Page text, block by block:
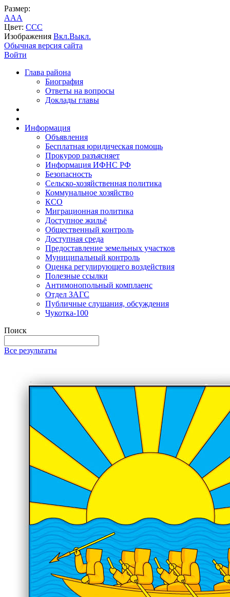
Размер:
AAA
Цвет: CCC
Изображения Вкл.Выкл.
Обычная версия сайта
Войти
Глава района
Биография
Ответы на вопросы
Доклады главы
Информация
Объявления
Бесплатная юридическая помощь
Прокурор разъясняет
Информация ИФНС РФ
Безопасность
Сельско-хозяйственная политика
Коммунальное хозяйство
КСО
Миграционная политика
Доступное жильё
Общественный контроль
Доступная среда
Предоставление земельных участков
Муниципальный контроль
Оценка регулирующего воздействия
Полезные ссылки
Антимонопольный комплаенс
Отдел ЗАГС
Публичные слушания, обсуждения
Чукотка-100
Поиск
Все результаты